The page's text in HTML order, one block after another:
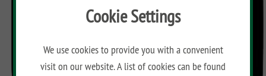
Cookie Settings
We use cookies to provide you with a convenient
visit on our website. A list of cookies can be found